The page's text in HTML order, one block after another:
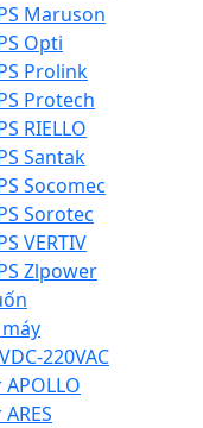
Maruson
Opti
Prolink
Protech
RIELLO
Santak
Socomec
Sorotec
VERTIV
Zlpower
220VAC